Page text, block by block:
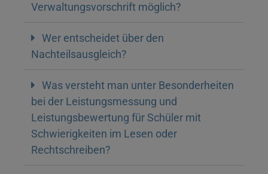
Verwaltungsvorschrift möglich?
Wer entscheidet über den
Nachteilsausgleich?
Was versteht man unter Besonderheiten
bei der Leistungsmessung und
Leistungsbewertung für Schüler mit
Schwierigkeiten im Lesen oder
Rechtschreiben?